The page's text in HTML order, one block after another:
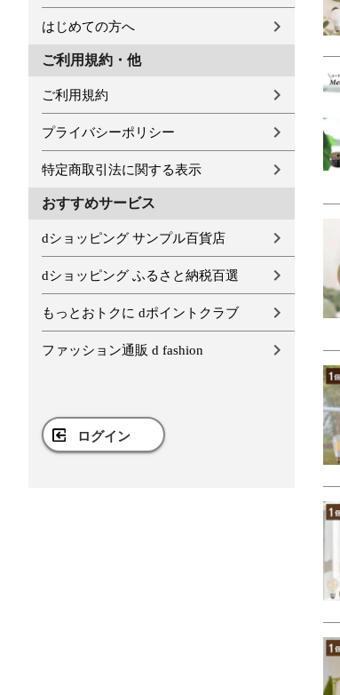
はじめての方へ
ご利用規約・他
ご利用規約
プライバシーポリシー
特定商取引法に関する表示
おすすめサービス
dショッピング サンプル百貨店
dショッピング ふるさと納税百選
もっとおトクに dポイントクラブ
ファッション通販 d fashion
ログイン